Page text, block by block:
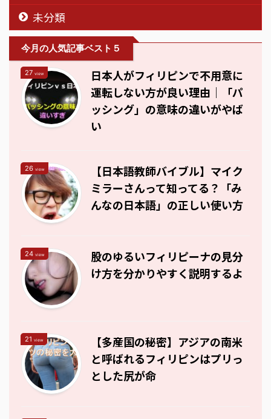
未分類
今月の人気記事ベスト５
27 view
日本人がフィリピンで不用意に
運転しない方が良い理由｜「パ
ッシング」の意味の違いがやば
い
26 view
【日本語教師バイブル】マイク
ミラーさんって知ってる？「み
んなの日本語」の正しい使い方
24 view
股のゆるいフィリピーナの見分
け方を分かりやすく説明するよ
21 view
【多産国の秘密】アジアの南米
と呼ばれるフィリピンはプリっ
とした尻が命